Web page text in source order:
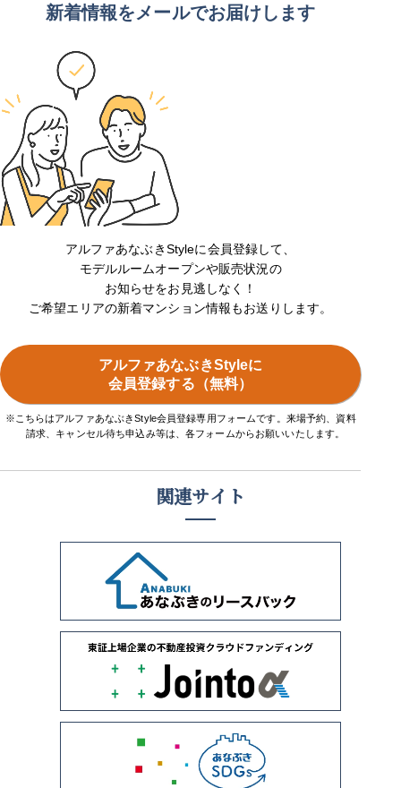
新着情報をメールでお届けします
アルファあなぶきStyleに会員登録して、
モデルルームオープンや販売状況の
お知らせをお見逃しなく！
ご希望エリアの新着マンション情報もお送りします。
アルファあなぶきStyleに
会員登録する（無料）
※こちらはアルファあなぶきStyle会員登録専用フォームです。来場予約、資料
請求、キャンセル待ち申込み等は、各フォームからお願いいたします。
関連サイト